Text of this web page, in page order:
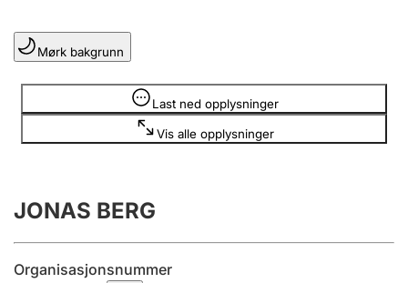
Lag og forening
Registrere, endre, slette
Årsregnskap
Innsending og forsinkelsesgebyr
Mørk bakgrunn
Last ned opplysninger
Vis alle opplysninger
Opplysninger er skjult
JONAS BERG
Organisasjonsnummer